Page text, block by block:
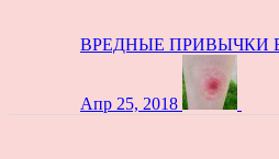
ВРЕДНЫЕ ПРИВЫЧКИ
Апр 25, 2018